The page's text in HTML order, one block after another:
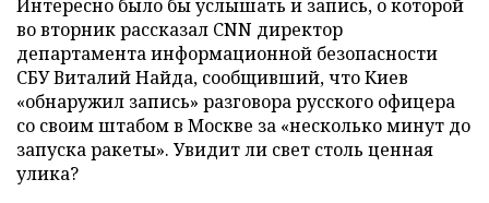
Интересно было бы услышать и запись, о которой
во вторник рассказал CNN директор
департамента информационной безопасности
СБУ Виталий Найда, сообщивший, что Киев
«обнаружил запись» разговора русского офицера
со своим штабом в Москве за «несколько минут до
запуска ракеты». Увидит ли свет столь ценная
улика?